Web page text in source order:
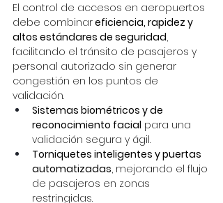
El control de accesos en aeropuertos
debe combinar eficiencia, rapidez y
altos estándares de seguridad,
facilitando el tránsito de pasajeros y
personal autorizado sin generar
congestión en los puntos de
validación.
Sistemas biométricos y de
reconocimiento facial para una
validación segura y ágil.
Torniquetes inteligentes y puertas
automatizadas, mejorando el flujo
de pasajeros en zonas
restringidas.